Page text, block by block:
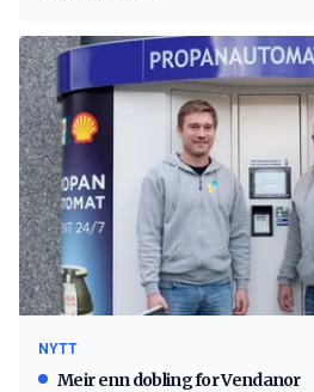
NYTT
Meir enn dobling for Vendanor